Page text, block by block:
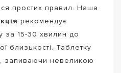
простих правил. Наша
рекомендує
за 15-30 хвилин до
близькості. Таблетку
запиваючи невеликою